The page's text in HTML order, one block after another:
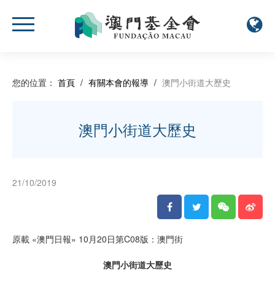
您的位置： 首頁 / 有關本會的報導 / 澳門小街道大歷史
澳門小街道大歷史
21/10/2019
原載 «澳門日報» 10月20日第C08版：澳門街
澳門小街道大歷史